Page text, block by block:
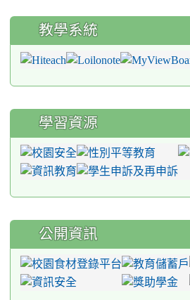
教學系統
學習資源
公開資訊